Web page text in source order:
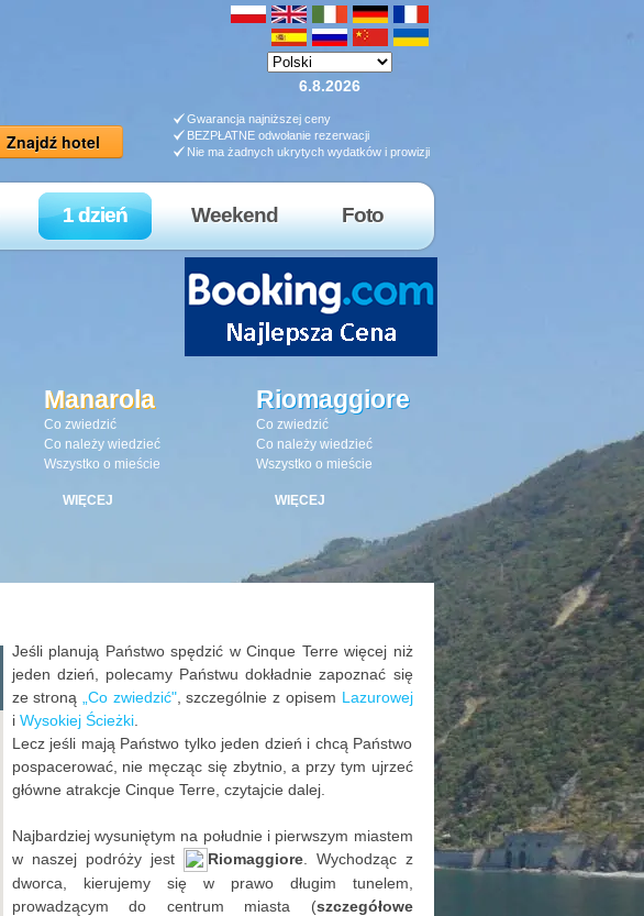
6.8.2026
Znajdź hotel
Gwarancja najniższej ceny
BEZPŁATNE odwołanie rezerwacji
Nie ma żadnych ukrytych wydatków i prowizji
1 dzień Weekend Foto
Manarola
Co zwiedzić
Co należy wiedzieć
Wszystko o mieście
WIĘCEJ
Riomaggiore
Co zwiedzić
Co należy wiedzieć
Wszystko o mieście
WIĘCEJ
Jeśli planują Państwo spędzić w Cinque Terre więcej niż
jeden dzień, polecamy Państwu dokładnie zapoznać się
ze stroną
„Co zwiedzić", szczególnie z opisem Lazurowej
i Wysokiej Ścieżki.
Lecz jeśli mają Państwo tylko jeden dzień i chcą Państwo
pospacerować, nie męcząc się zbytnio, a przy tym ujrzeć
główne atrakcje Cinque Terre, czytajcie dalej.
Najbardziej wysuniętym na południe i pierwszym miastem
w naszej podróży jest
Riomaggiore. Wychodząc z
dworca, kierujemy się w prawo długim tunelem,
prowadzącym do centrum miasta (szczegółowe